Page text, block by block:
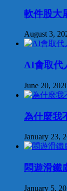
軟件股大
August 3,
AI會取代
June 20,
為什麼我
January 23,
悶遊滑鐵
January 5,